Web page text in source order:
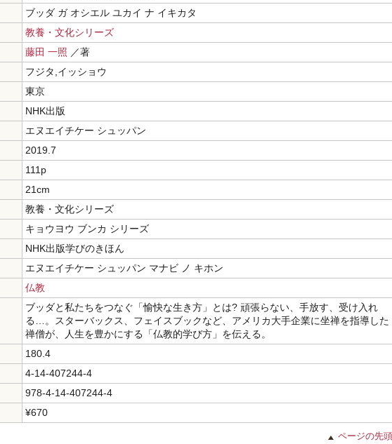
ブッダ ガ オシエル ユカイ ナ イキカタ
教養・文化シリーズ
藤田 一照 ／著
フジタ,イッショウ
東京
NHK出版
エヌエイチケー シュッパン
2019.7
111p
21cm
教養・文化シリーズ
キョウヨウ ブンカ シリーズ
NHK出版学びのきほん
エヌエイチケー シュッパン マナビ ノ キホン
仏教
ブッダと私たちをつなぐ「愉快な生き方」とは? 頑張らない、手放す、受け入れ
る…。スターバックス、フェイスブックなど、アメリカ大手企業に坐禅を指導した
禅僧が、人生を豊かにする「仏教的学び方」を伝える。
180.4
4-14-407244-4
978-4-14-407244-4
¥670
ページの先